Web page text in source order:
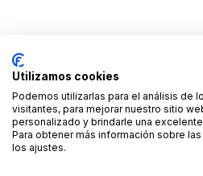
Utilizamos cookies
Podemos utilizarlas para el análisis de
visitantes, para mejorar nuestro sitio
personalizado y brindarle una
Para obtener más información sobre
los ajustes.